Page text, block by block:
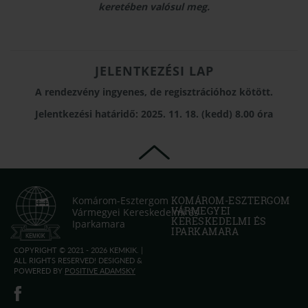
keretében valósul meg.
JELENTKEZÉSI LAP
A rendezvény ingyenes, de regisztrációhoz kötött.
Jelentkezési határidő: 2025. 11. 18. (kedd) 8.00 óra
Komárom-Esztergom
Vármegyei Kereskedelmi és
Iparkamara
COPYRIGHT © 2021 - 2026 KEMKIK. |
ALL RIGHTS RESERVED! DESIGNED &
POWERED BY POSITIVE ADAMSKY
KOMÁROM-ESZTERGOM
VÁRMEGYEI
KERESKEDELMI ÉS
IPARKAMARA